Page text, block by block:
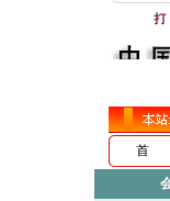
首